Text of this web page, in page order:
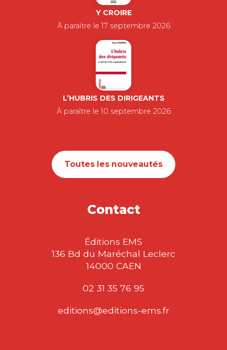
Y CROIRE
À paraître le 17 septembre 2026
L’HUBRIS DES DIRIGEANTS
À paraître le 10 septembre 2026
Toutes les nouveautés
Contact
Éditions EMS
136 Bd du Maréchal Leclerc
14000 CAEN
02 31 35 76 95
editions@editions-ems.fr